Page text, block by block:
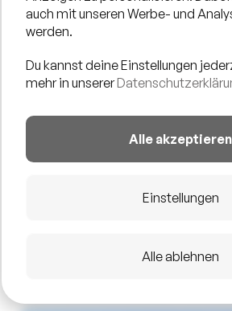
auch mit unseren Werbe- und
werden.
Du kannst deine Einstellungen
mehr in unserer
Alle akzeptieren
Einstellungen
Alle ablehnen